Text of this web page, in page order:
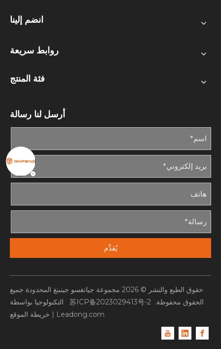
انضم إلينا
روابط سريعة
فئة المنتج
أرسل لنا رسالة
يُقدِّم
حقوق الطبع والنشر © 2026 مجموعة جيانغسو جينبنغ المحدودة جميع
الحقوق محفوظة. 苏ICP备2023029413号-2
التكنولوجيا بواسطة
Leadong.com
| خريطة الموقع